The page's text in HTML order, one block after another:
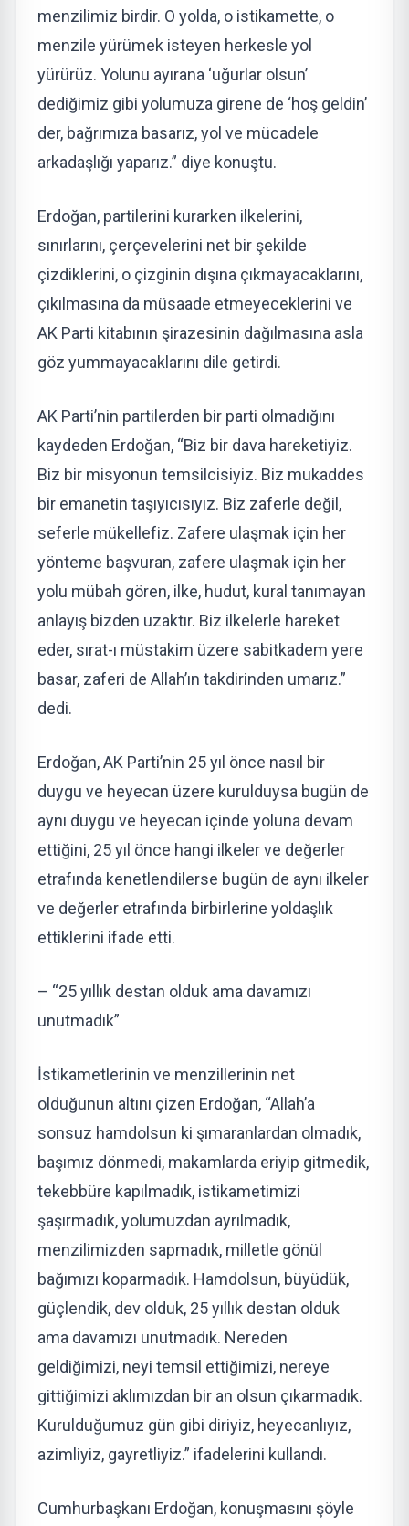
menzilimiz birdir. O yolda, o istikamette, o
menzile yürümek isteyen herkesle yol
yürürüz. Yolunu ayırana ‘uğurlar olsun’
dediğimiz gibi yolumuza girene de ‘hoş geldin’
der, bağrımıza basarız, yol ve mücadele
arkadaşlığı yaparız.” diye konuştu.
Erdoğan, partilerini kurarken ilkelerini,
sınırlarını, çerçevelerini net bir şekilde
çizdiklerini, o çizginin dışına çıkmayacaklarını,
çıkılmasına da müsaade etmeyeceklerini ve
AK Parti kitabının şirazesinin dağılmasına asla
göz yummayacaklarını dile getirdi.
AK Parti’nin partilerden bir parti olmadığını
kaydeden Erdoğan, “Biz bir dava hareketiyiz.
Biz bir misyonun temsilcisiyiz. Biz mukaddes
bir emanetin taşıyıcısıyız. Biz zaferle değil,
seferle mükellefiz. Zafere ulaşmak için her
yönteme başvuran, zafere ulaşmak için her
yolu mübah gören, ilke, hudut, kural tanımayan
anlayış bizden uzaktır. Biz ilkelerle hareket
eder, sırat-ı müstakim üzere sabitkadem yere
basar, zaferi de Allah’ın takdirinden umarız.”
dedi.
Erdoğan, AK Parti’nin 25 yıl önce nasıl bir
duygu ve heyecan üzere kurulduysa bugün de
aynı duygu ve heyecan içinde yoluna devam
ettiğini, 25 yıl önce hangi ilkeler ve değerler
etrafında kenetlendilerse bugün de aynı ilkeler
ve değerler etrafında birbirlerine yoldaşlık
ettiklerini ifade etti.
– “25 yıllık destan olduk ama davamızı
unutmadık”
İstikametlerinin ve menzillerinin net
olduğunun altını çizen Erdoğan, “Allah’a
sonsuz hamdolsun ki şımaranlardan olmadık,
başımız dönmedi, makamlarda eriyip gitmedik,
tekebbüre kapılmadık, istikametimizi
şaşırmadık, yolumuzdan ayrılmadık,
menzilimizden sapmadık, milletle gönül
bağımızı koparmadık. Hamdolsun, büyüdük,
güçlendik, dev olduk, 25 yıllık destan olduk
ama davamızı unutmadık. Nereden
geldiğimizi, neyi temsil ettiğimizi, nereye
gittiğimizi aklımızdan bir an olsun çıkarmadık.
Kurulduğumuz gün gibi diriyiz, heyecanlıyız,
azimliyiz, gayretliyiz.” ifadelerini kullandı.
Cumhurbaşkanı Erdoğan, konuşmasını şöyle